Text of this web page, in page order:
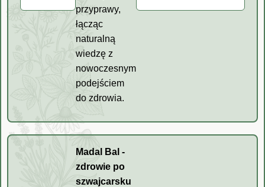
przyprawy,
łącząc
naturalną
wiedzę z
nowoczesnym
podejściem
do zdrowia.
Madal Bal -
zdrowie po
szwajcarsku